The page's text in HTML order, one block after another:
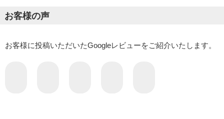
お客様の声
お客様に投稿いただいたGoogleレビューをご紹介いたします。